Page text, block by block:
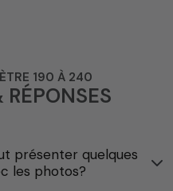
190 À 240
présenter quelques
les photos?